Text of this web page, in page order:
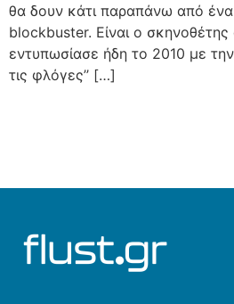
θα δουν κάτι παραπάνω από ένα
blockbuster. Είναι ο
εντυπωσίασε ήδη το 2010 με την
τις φλόγες’’ […]